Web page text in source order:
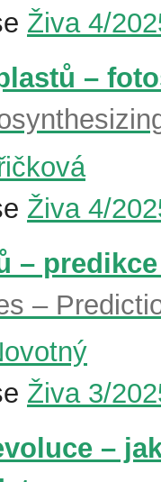
Živa 4/
–
Živa 4/
–
–
Živa 3/
–